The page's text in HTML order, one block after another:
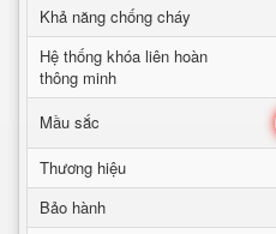
Khả năng chống cháy
Hệ thống khóa liên hoàn
thông minh
Mầu sắc
Thương hiệu
Bảo hành